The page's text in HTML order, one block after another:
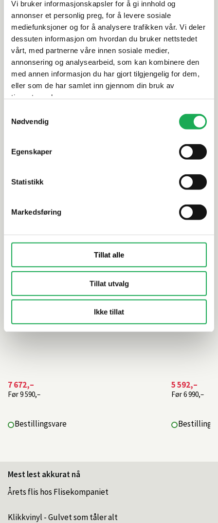
Vi bruker informasjonskapsler for å gi innhold og
annonser et personlig preg, for å levere sosiale
mediefunksjoner og for å analysere trafikken vår. Vi deler
dessuten informasjon om hvordan du bruker nettstedet
vårt, med partnerne våre innen sosiale medier,
annonsering og analysearbeid, som kan kombinere den
med annen informasjon du har gjort tilgjengelig for dem,
eller som de har samlet inn gjennom din bruk av
tjenestene deres.
Nødvendig
Egenskaper
Statistikk
Markedsføring
Tillat alle
Tillat utvalg
Ikke tillat
Spesifikasjoner
Rengjøring og vedlikehold
Leveringsinformasjon
Dokumentasjon
Sort matt
INR
7 672,–
Før9 590,–
Bestillingsvare
87,5,
INR
5 592,–
Før6 990,–
Mest lest akkurat nå
Årets flis hos Flisekompaniet
Klikkvinyl - Gulvet som tåler alt